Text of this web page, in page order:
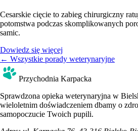
Cesarskie cięcie to zabieg chirurgiczny
potomstwa podczas skomplikowanych
samic.
Dowiedz się więcej
← Wszystkie porady weterynaryjne
Przychodnia Karpacka
Sprawdzona opieka weterynaryjna w
wieloletnim doświadczeniem dbamy o
samopoczucie Twoich pupili.